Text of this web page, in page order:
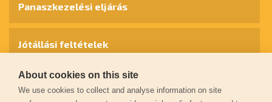
Panaszkezelési eljárás
Jótállási feltételek
Személyes adatok védelme
About cookies on this site
We use cookies to collect and analyse information on site